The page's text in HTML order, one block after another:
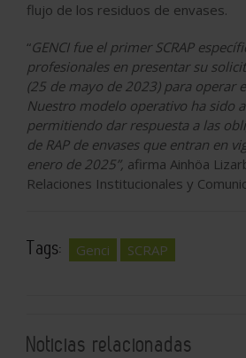
flujo de los residuos de envases.
“GENCI fue el primer SCRAP
profesionales en presentar su
(25 de mayo de 2023) para operar
Nuestro modelo operativo ha sido
permitiendo dar respuesta a las
de RAP de envases que entran en
enero de 2025”, afirma Ainhöa
Relaciones Institucionales y
Tags: Genci SCRAP
Noticias relacionadas